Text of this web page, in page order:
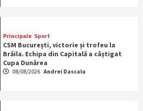
Principale Sport
CSM București, victorie și trofeu la
Brăila. Echipa din Capitală a câștigat
Cupa Dunărea
08/08/2026 Andrei Dascalu